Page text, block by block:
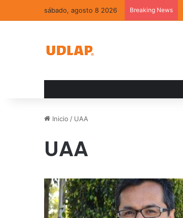
sábado, agosto 8 2026 Breaking News
Inicio / UAA
UAA